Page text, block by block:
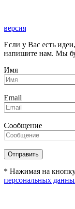
версия
Если у Вас есть
напишите нам. Мы
Имя
Email
Сообщение
* Нажимая на кнопку
персональных